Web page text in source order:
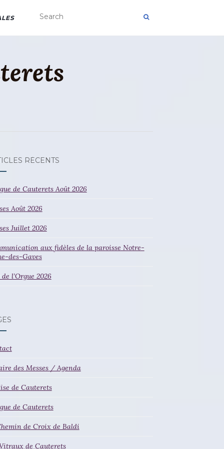
RÉCENTS
de Cauterets Août 2026
Août 2026
Juillet 2026
aux fidèles de la paroisse Notre-
des-Gaves
l’Orgue 2026
des Messes / Agenda
de Cauterets
de Cauterets
de Croix de Baldi
de Cauterets